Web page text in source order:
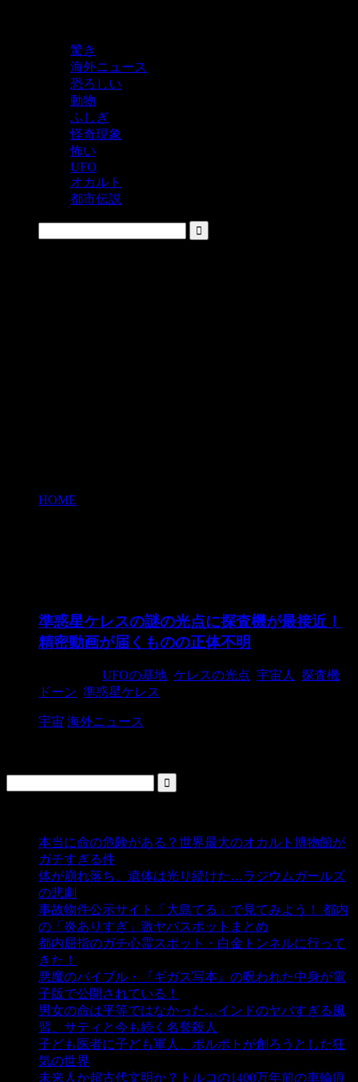
驚き
海外ニュース
恐ろしい
動物
ふしぎ
怪奇現象
怖い
UFO
オカルト
都市伝説
HOME
準惑星ケレスの謎の光点に探査機が最接近！
精密動画が届くものの正体不明
UFOの基地 ケレスの光点 宇宙人
探査機
ドーン 準惑星ケレス
宇宙 海外ニュース
本当に命の危険がある？世界最大のオカルト博物館が
ガチすぎる件
体が崩れ落ち、遺体は光り続けた…ラジウムガールズ
の悲劇
事故物件公示サイト「大島てる」で見てみよう！ 都内
の「炎ありすぎ」激ヤバスポットまとめ
都内屈指のガチ心霊スポット・白金トンネルに行って
きた！
悪魔のバイブル・『ギガス写本』の呪われた中身が電
子版で公開されている！
男女の命は平等ではなかった…インドのヤバすぎる風
習、サティと今も続く名誉殺人
子ども医者に子ども軍人、ポルポトが創ろうとした狂
気の世界
未来人か超古代文明か？トルコの1400万年前の車輪痕